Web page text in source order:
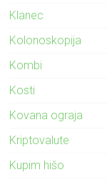
Klanec
Kolonoskopija
Kombi
Kosti
Kovana ograja
Kriptovalute
Kupim hišo